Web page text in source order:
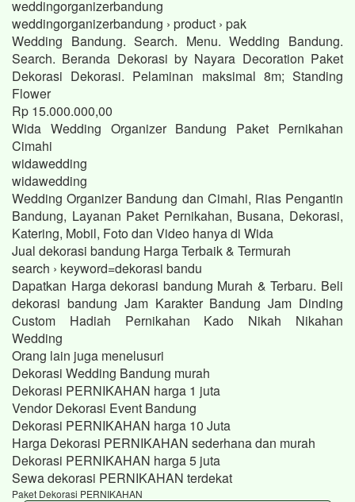
weddingorganizerbandung
weddingorganizerbandung › product › pak
Wedding Bandung. Search. Menu. Wedding Bandung.
Search. Beranda Dekorasi by Nayara Decoration Paket
Dekorasi Dekorasi. Pelaminan maksimal 8m; Standing
Flower
Rp 15.000.000,00
Wida Wedding Organizer Bandung Paket Pernikahan
Cimahi
widawedding
widawedding
Wedding Organizer Bandung dan Cimahi, Rias Pengantin
Bandung, Layanan Paket Pernikahan, Busana, Dekorasi,
Katering, Mobil, Foto dan Video hanya di Wida
Jual dekorasi bandung Harga Terbaik & Termurah
search › keyword=dekorasi bandu
Dapatkan Harga dekorasi bandung Murah & Terbaru. Beli
dekorasi bandung Jam Karakter Bandung Jam Dinding
Custom Hadiah Pernikahan Kado Nikah Nikahan
Wedding
Orang lain juga menelusuri
Dekorasi Wedding Bandung murah
Dekorasi PERNIKAHAN harga 1 juta
Vendor Dekorasi Event Bandung
Dekorasi PERNIKAHAN harga 10 Juta
Harga Dekorasi PERNIKAHAN sederhana dan murah
Dekorasi PERNIKAHAN harga 5 juta
Sewa dekorasi PERNIKAHAN terdekat
Paket Dekorasi PERNIKAHAN